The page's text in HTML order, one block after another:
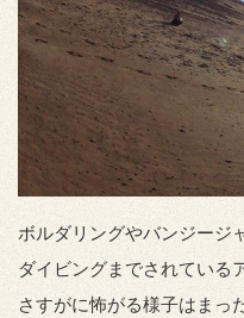
ボルダリングやバンジージ
ダイビングまでされている
さすがに怖がる様子はまっ